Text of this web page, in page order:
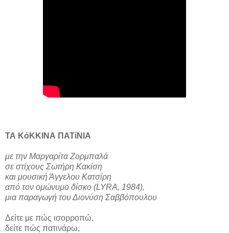
ΤΑ ΚόΚΚΙΝΑ ΠΑΤίΝΙΑ
με την Μαργαρίτα Ζορμπαλά
σε στίχους Σωτήρη Κακίση
και μουσική Άγγελου Κατσίρη
από τον ομώνυμο δίσκο (LYRA, 1984),
μια παραγωγή του Διονύση Σαββόπουλου
Δείτε με πώς ισορροπώ,
δείτε πώς πατινάρω,